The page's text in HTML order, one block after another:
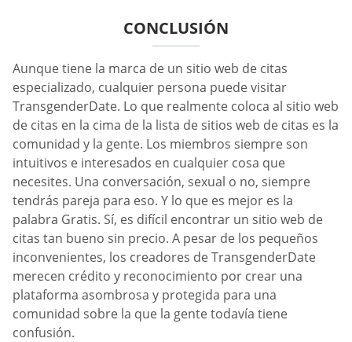
CONCLUSIÓN
Aunque tiene la marca de un sitio web de citas
especializado, cualquier persona puede visitar
TransgenderDate. Lo que realmente coloca al sitio web
de citas en la cima de la lista de sitios web de citas es la
comunidad y la gente. Los miembros siempre son
intuitivos e interesados en cualquier cosa que
necesites. Una conversación, sexual o no, siempre
tendrás pareja para eso. Y lo que es mejor es la
palabra Gratis. Sí, es difícil encontrar un sitio web de
citas tan bueno sin precio. A pesar de los pequeños
inconvenientes, los creadores de TransgenderDate
merecen crédito y reconocimiento por crear una
plataforma asombrosa y protegida para una
comunidad sobre la que la gente todavía tiene
confusión.